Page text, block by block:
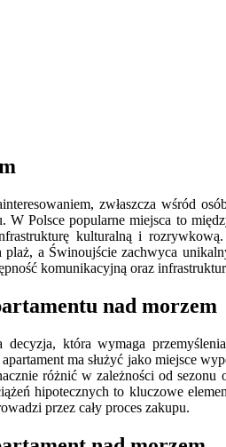
zwłaszcza wśród
Polsce popularne miejsca to
kulturalną i
a Świnoujście zachwyca
komunikacyjną oraz
nad morzem
która wymaga
ma służyć jako miejsce
różnić w zależności od
hipotecznych to kluczowe
przez cały proces zakupu.